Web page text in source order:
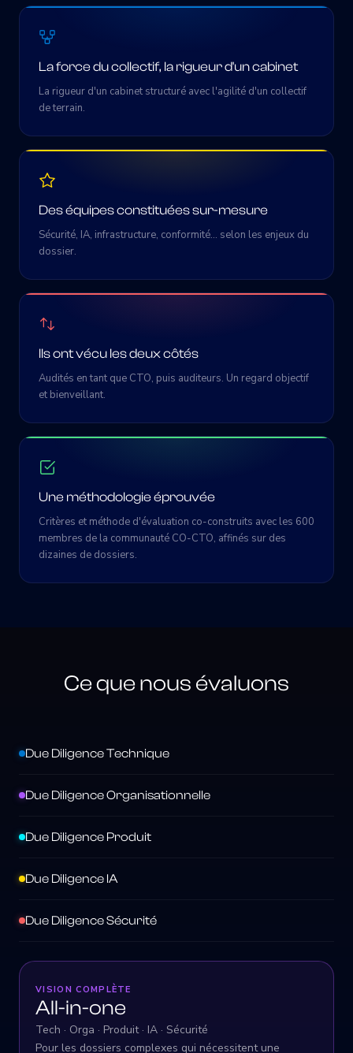
La force du collectif, la rigueur d'un cabinet
La rigueur d'un cabinet structuré avec l'agilité d'un collectif
de terrain.
Des équipes constituées sur-mesure
Sécurité, IA, infrastructure, conformité… selon les enjeux du
dossier.
Ils ont vécu les deux côtés
Audités en tant que CTO, puis auditeurs. Un regard objectif
et bienveillant.
Une méthodologie éprouvée
Critères et méthode d'évaluation co-construits avec les 600
membres de la communauté CO-CTO, affinés sur des
dizaines de dossiers.
Ce que nous évaluons
Due Diligence Technique
Due Diligence Organisationnelle
Due Diligence Produit
Due Diligence IA
Due Diligence Sécurité
VISION COMPLÈTE
All-in-one
Tech · Orga · Produit · IA · Sécurité
Pour les dossiers complexes qui nécessitent une